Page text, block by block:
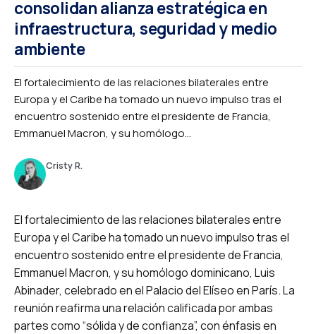
consolidan alianza estratégica en
infraestructura, seguridad y medio
ambiente
El fortalecimiento de las relaciones bilaterales entre
Europa y el Caribe ha tomado un nuevo impulso tras el
encuentro sostenido entre el presidente de Francia,
Emmanuel Macron, y su homólogo...
Cristy R.
El fortalecimiento de las relaciones bilaterales entre
Europa y el Caribe ha tomado un nuevo impulso tras el
encuentro sostenido entre el presidente de Francia,
Emmanuel Macron, y su homólogo dominicano, Luis
Abinader, celebrado en el Palacio del Elíseo en París. La
reunión reafirma una relación calificada por ambas
partes como “sólida y de confianza”, con énfasis en